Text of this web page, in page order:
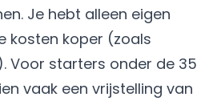
Je hebt alleen eigen
kosten koper (zoals
Voor starters onder de 35
vaak een vrijstelling van